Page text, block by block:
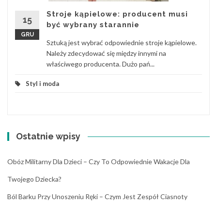
15
GRU
Stroje kąpielowe: producent musi
być wybrany starannie
Sztuką jest wybrać odpowiednie stroje kąpielowe.
Należy zdecydować się między innymi na
właściwego producenta. Dużo pań...
Styl i moda
Ostatnie wpisy
Obóz Militarny Dla Dzieci – Czy To Odpowiednie Wakacje Dla
Twojego Dziecka?
Ból Barku Przy Unoszeniu Ręki – Czym Jest Zespół Ciasnoty